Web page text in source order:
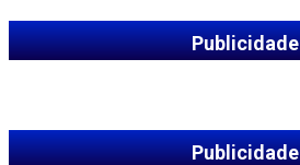
Publicidade
Publicidade